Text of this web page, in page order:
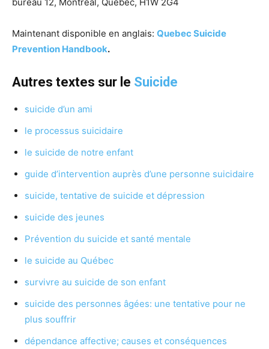
Maintenant disponible en anglais: Quebec Suicide
Prevention Handbook.
Autres textes sur le Suicide
suicide d’un ami
le processus suicidaire
le suicide de notre enfant
guide d’intervention auprès d’une personne suicidaire
suicide, tentative de suicide et dépression
suicide des jeunes
Prévention du suicide et santé mentale
le suicide au Québec
survivre au suicide de son enfant
suicide des personnes âgées: une tentative pour ne
plus souffrir
dépendance affective; causes et conséquences